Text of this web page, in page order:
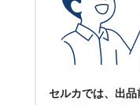
セルカでは、出